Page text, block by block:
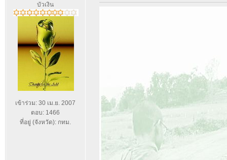
บัวเงิน
เข้าร่วม: 30 เม.ย. 2007
ตอบ: 1466
ที่อยู่ (จังหวัด): กทม.